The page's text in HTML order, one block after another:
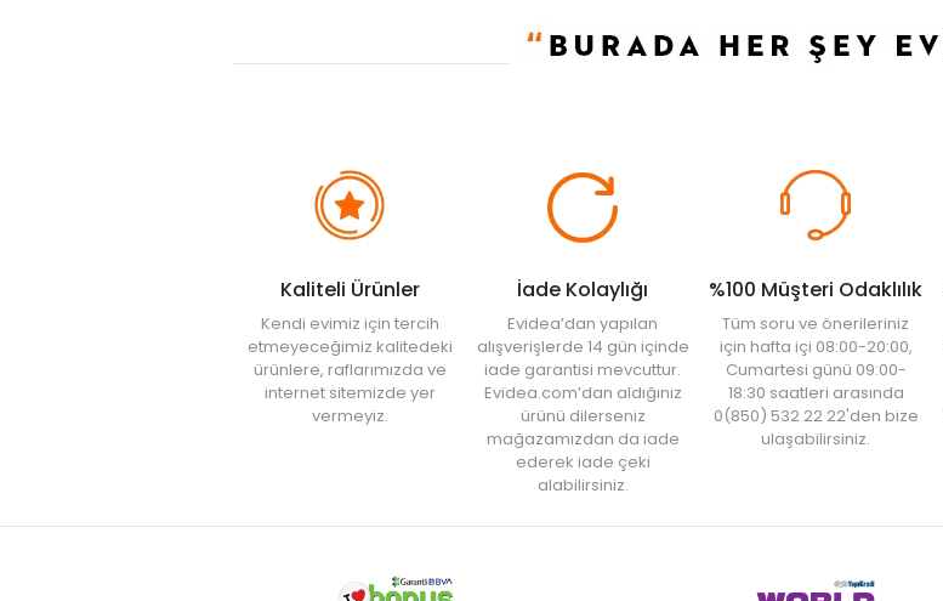
Kaliteli Ürünler
Kendi evimiz için tercih
etmeyeceğimiz kalitedeki
ürünlere, raflarımızda ve
internet sitemizde yer
vermeyiz.
İade Kolaylığı
Evidea’dan yapılan
alışverişlerde 14 gün içinde
iade garantisi mevcuttur.
Evidea.com’dan aldığınız
ürünü dilerseniz
mağazamızdan da iade
ederek iade çeki
alabilirsiniz.
%100 Müşteri Odaklılık
Tüm soru ve önerileriniz
için hafta içi 08:00-20:00,
Cumartesi günü 09:00-
18:30 saatleri arasında
0(850) 532 22 22'den bize
ulaşabilirsiniz.